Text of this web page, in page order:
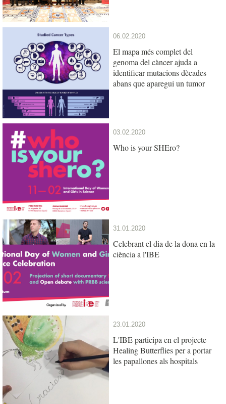
06.02.2020
El mapa més complet del
genoma del càncer ajuda a
identificar mutacions dècades
abans que aparegui un tumor
03.02.2020
Who is your SHEro?
31.01.2020
Celebrant el dia de la dona en la
ciència a l'IBE
23.01.2020
L'IBE participa en el projecte
Healing Butterflies per a portar
les papallones als hospitals